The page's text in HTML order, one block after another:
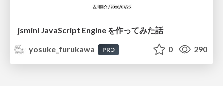
jsmini JavaScript Engine を作ってみた話
yosuke_furukawa
PRO 0 290